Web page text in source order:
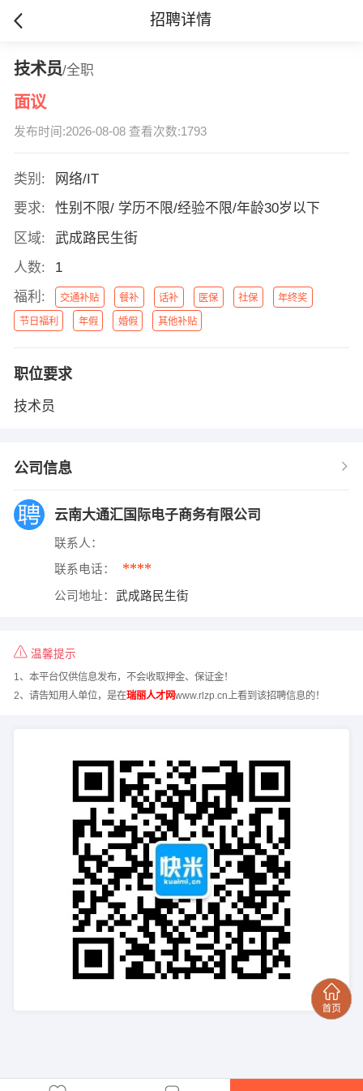
招聘详情
技术员/全职
面议
发布时间:2026-08-08 查看次数:1793
类别:
网络/IT
要求:
性别不限/ 学历不限/经验不限/年龄30岁以下
区域:
武成路民生街
人数:
1
福利:
交通补贴 餐补 话补 医保 社保 年终奖
节日福利 年假 婚假 其他补贴
职位要求
技术员
公司信息
云南大通汇国际电子商务有限公司
联系人：
联系电话： ****
公司地址： 武成路民生街
温馨提示
1、本平台仅供信息发布，不会收取押金、保证金！
2、请告知用人单位，是在瑞丽人才网www.rlzp.cn上看到该招聘信息的！